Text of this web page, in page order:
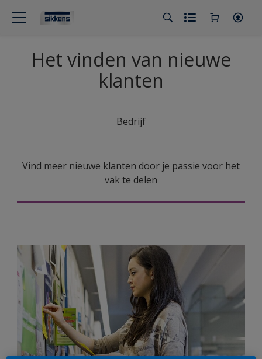
Het vinden van nieuwe
klanten
Bedrijf
Vind meer nieuwe klanten door je passie voor het
vak te delen